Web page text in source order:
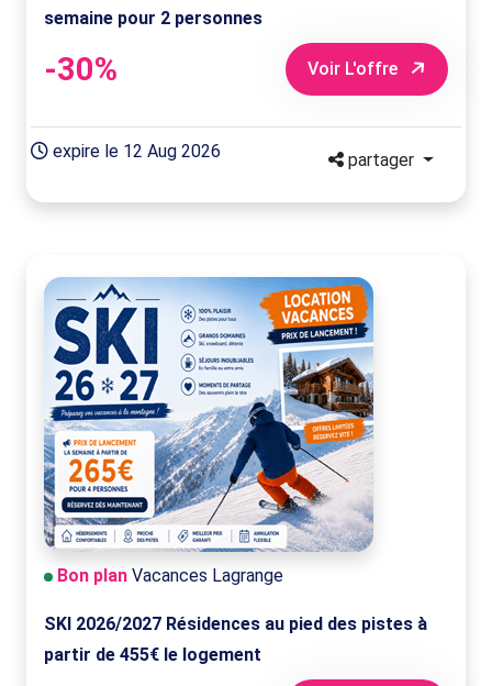
semaine pour 2 personnes
-30% Voir L'offre
expire le 12 Aug 2026 partager
Bon plan Vacances Lagrange
SKI 2026/2027 Résidences au pied des pistes à
partir de 455€ le logement